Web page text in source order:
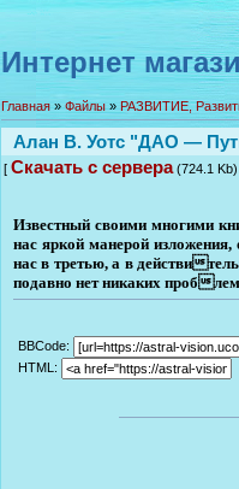
Интернет
Главная» Файлы» РАЗВИТИЕ,
Алан В. Уотс "ДАО —
[ Скачать с сервера(724.1
Известный своими многими
нас яркой манерой
нас в третью, а в действи
подавно нет никаких проб
BBCode:
HTML: